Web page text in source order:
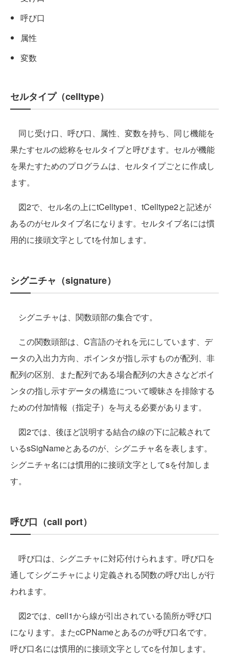
呼び口
属性
変数
セルタイプ（celltype）
同じ受け口、呼び口、属性、変数を持ち、同じ機能を
果たすセルの総称をセルタイプと呼びます。セルが機能
を果たすためのプログラムは、セルタイプごとに作成し
ます。
図2で、セル名の上にtCelltype1、tCelltype2と記述が
あるのがセルタイプ名になります。セルタイプ名には慣
用的に接頭文字としてtを付加します。
シグニチャ（signature）
シグニチャは、関数頭部の集合です。
この関数頭部は、C言語のそれを元にしています、デ
ータの入出力方向、ポインタが指し示すものが配列、非
配列の区別、また配列である場合配列の大きさなどポイ
ンタの指し示すデータの構造について曖昧さを排除する
ための付加情報（指定子）を与える必要があります。
図2では、後ほど説明する結合の線の下に記載されて
いるsSigNameとあるのが、シグニチャ名を表します。
シグニチャ名には慣用的に接頭文字としてsを付加しま
す。
呼び口（call port）
呼び口は、シグニチャに対応付けられます。呼び口を
通してシグニチャにより定義される関数の呼び出しが行
われます。
図2では、cell1から線が引出されている箇所が呼び口
になります。またcCPNameとあるのが呼び口名です。
呼び口名には慣用的に接頭文字としてcを付加します。